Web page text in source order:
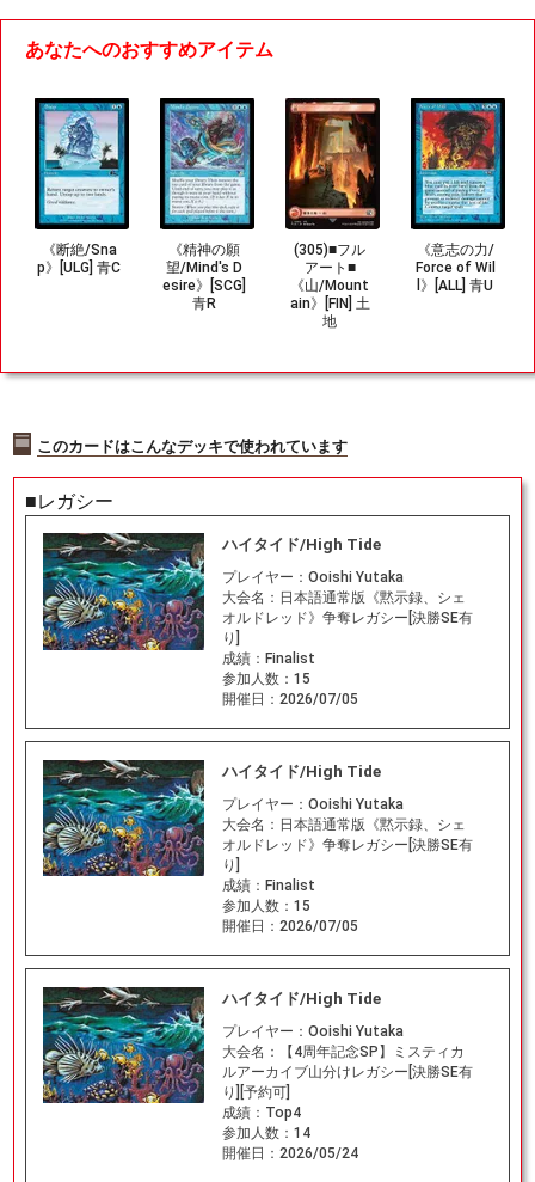
あなたへのおすすめアイテム
《断絶/Sna
p》[ULG] 青C
《精神の願
望/Mind's D
esire》[SCG]
青R
(305)■フル
アート■
《山/Mount
ain》[FIN] 土
地
《意志の力/
Force of Wil
l》[ALL] 青U
このカードはこんなデッキで使われています
■レガシー
ハイタイド/High Tide
プレイヤー： Ooishi Yutaka
大会名： 日本語通常版《黙示録、シェ
オルドレッド》争奪レガシー[決勝SE有
り]
成績： Finalist
参加人数： 15
開催日： 2026/07/05
ハイタイド/High Tide
プレイヤー： Ooishi Yutaka
大会名： 日本語通常版《黙示録、シェ
オルドレッド》争奪レガシー[決勝SE有
り]
成績： Finalist
参加人数： 15
開催日： 2026/07/05
ハイタイド/High Tide
プレイヤー： Ooishi Yutaka
大会名：
【4周年記念SP】ミスティカ
ルアーカイブ山分けレガシー[決勝SE有
り][予約可]
成績： Top4
参加人数： 14
開催日： 2026/05/24